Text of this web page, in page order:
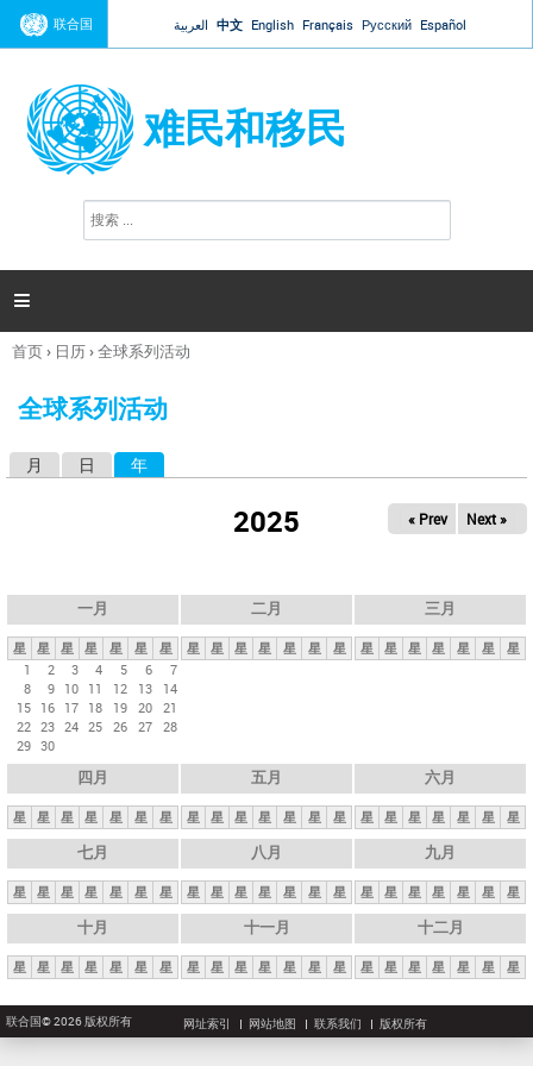
Jump to navigation
联合国 العربية 中文 English Français Русский Español
难民和移民
搜
索

你
这
首页› 日历›全球系列活动
全球系列活动
月 日 年
2025 « Prev Next »
一月
星 星 星 星 星 星
星
1
2 3 4 5 6
7
8
9 10 11 12 13
14
15 16 17 18 19 20 21
22 23 24 25 26 27 28
29 30
二月
星 星 星 星 星 星 星
三月
星 星 星 星 星 星 星
四月
星 星 星 星 星 星 星
五月
星 星 星 星 星 星 星
六月
星 星 星 星 星 星 星
七月
星 星 星 星 星 星 星
八月
星 星 星 星 星 星 星
九月
星 星 星 星 星 星 星
十月
星 星 星 星 星 星 星
十一月
星 星 星 星 星 星 星
十二月
星 星 星 星 星 星 星
联合国© 2026 版权所有 网址索引 网站地图 联系我们 版权所有